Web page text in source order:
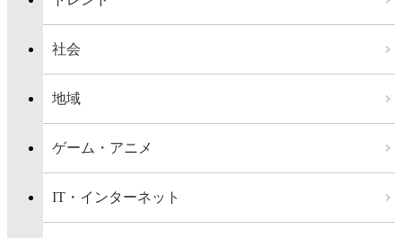
社会
地域
ゲーム・アニメ
IT・インターネット